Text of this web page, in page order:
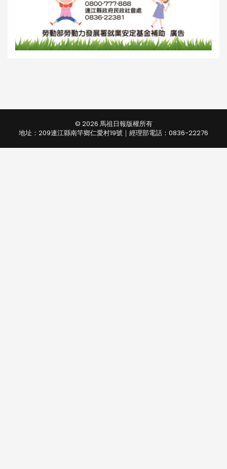
© 2026 馬祖日報版權所有
地址：209連江縣南竿鄉仁愛村19號｜經理部電話：0836-22276